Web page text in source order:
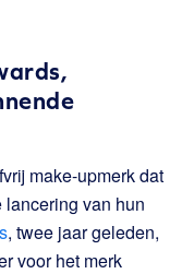
make-upmerk dat
van hun
, twee jaar geleden,
voor het merk